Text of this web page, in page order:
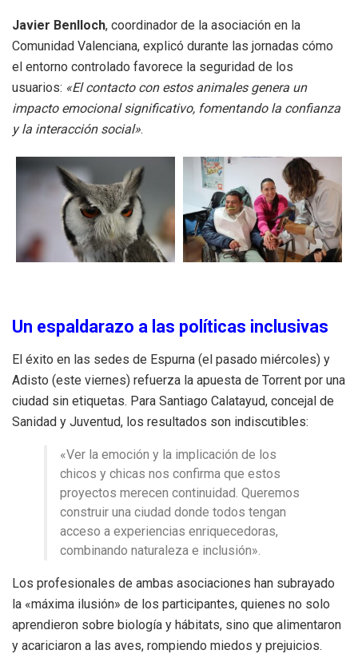
Javier Benlloch, coordinador de la asociación en la
Comunidad Valenciana, explicó durante las jornadas cómo
el entorno controlado favorece la seguridad de los
usuarios: «El contacto con estos animales genera un
impacto emocional significativo, fomentando la confianza
y la interacción social».
Un espaldarazo a las políticas inclusivas
El éxito en las sedes de Espurna (el pasado miércoles) y
Adisto (este viernes) refuerza la apuesta de Torrent por una
ciudad sin etiquetas. Para Santiago Calatayud, concejal de
Sanidad y Juventud, los resultados son indiscutibles:
«Ver la emoción y la implicación de los
chicos y chicas nos confirma que estos
proyectos merecen continuidad. Queremos
construir una ciudad donde todos tengan
acceso a experiencias enriquecedoras,
combinando naturaleza e inclusión».
Los profesionales de ambas asociaciones han subrayado
la «máxima ilusión» de los participantes, quienes no solo
aprendieron sobre biología y hábitats, sino que alimentaron
y acariciaron a las aves, rompiendo miedos y prejuicios.